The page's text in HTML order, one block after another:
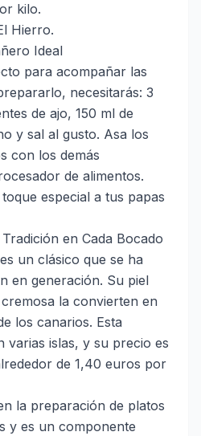
kilo.
Hierro.
Ideal
para acompañar las
necesitarás: 3
de ajo, 150 ml de
y sal al gusto. Asa los
con los demás
de alimentos.
especial a tus papas
en Cada Bocado
un clásico que se ha
en generación. Su piel
la convierten en
los canarios. Esta
varias islas, y su precio es
de 1,40 euros por
la preparación de platos
y es un componente